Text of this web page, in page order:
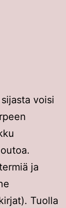
voisi
ja
Tuolla